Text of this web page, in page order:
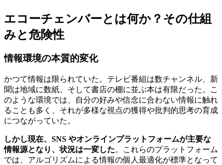
エコーチェンバーとは何か？その仕組
みと危険性
情報環境の本質的変化
かつて情報は限られていた。テレビ番組は数チャンネル、新
聞は地域に数紙、そして書店の棚に並ぶ本は有限だった。こ
のような環境では、自分の好みや信念に合わない情報に触れ
ることも多く、それが多様な視点の獲得や批判的思考の育成
につながっていた。
しかし現在、SNS やオンラインプラットフォームが主要な
情報源となり、状況は一変した。これらのプラットフォーム
では、アルゴリズムによる情報の個人最適化が標準となって